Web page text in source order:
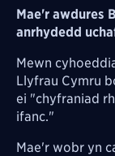
Mae'r awdures
anrhydedd
Mewn
Llyfrau Cymru
ei "chyfraniad
ifanc."
Mae'r wobr yn